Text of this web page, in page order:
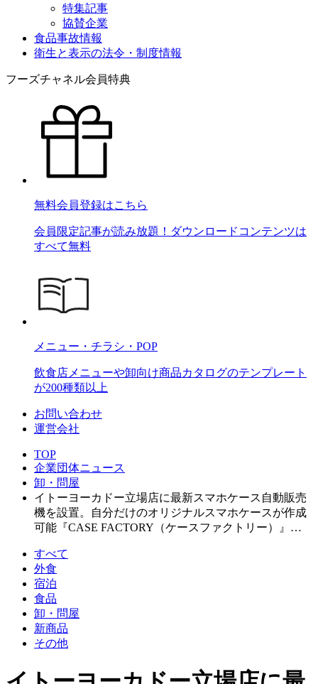
特集記事
協賛企業
食品事故情報
衛生と表示の法令・制度情報
フーズチャネル会員特典
無料会員登録はこちら
会員限定記事が読み放題！ダウンロードコンテンツは
すべて無料
メニュー・チラシ・POP
飲食店メニューや卸向け商品カタログのテンプレート
が200種類以上
お問い合わせ
運営会社
TOP
企業団体ニュース
卸・問屋
イトーヨーカドー立場店に最新スマホケース自動販売
機を設置。自分だけのオリジナルスマホケースが作成
可能『CASE FACTORY（ケースファクトリー）』…
すべて
外食
宿泊
食品
卸・問屋
新商品
その他